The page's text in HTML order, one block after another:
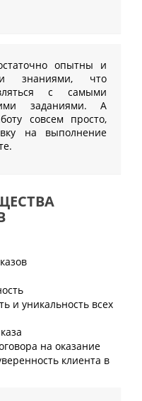
опытны и
знаниями, что
с самыми
заданиями. А
совсем просто,
на выполнение
и уникальность всех
на оказание
клиента в